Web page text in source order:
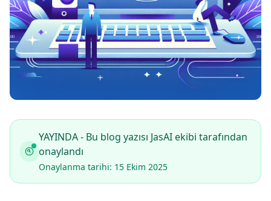
YAYINDA - Bu blog yazısı JasAI ekibi tarafından
onaylandı
Onaylanma tarihi: 15 Ekim 2025